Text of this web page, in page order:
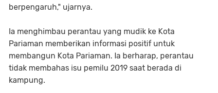
berpengaruh," ujarnya.
Ia menghimbau perantau yang mudik ke Kota
Pariaman memberikan informasi positif untuk
membangun Kota Pariaman. Ia berharap, perantau
tidak membahas isu pemilu 2019 saat berada di
kampung.